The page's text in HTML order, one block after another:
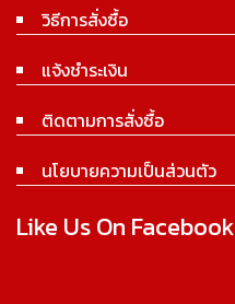
วิธีการสั่งซื้อ
แจ้งชำระเงิน
ติดตามการสั่งซื้อ
นโยบายความเป็นส่วนตัว
Like Us On Facebook